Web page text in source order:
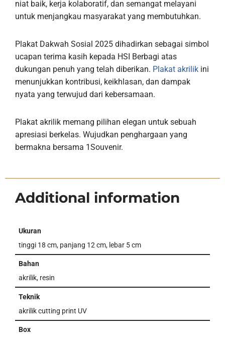
niat baik, kerja kolaboratif, dan semangat melayani
untuk menjangkau masyarakat yang membutuhkan.
Plakat Dakwah Sosial 2025 dihadirkan sebagai simbol
ucapan terima kasih kepada HSI Berbagi atas
dukungan penuh yang telah diberikan. Plakat akrilik ini
menunjukkan kontribusi, keikhlasan, dan dampak
nyata yang terwujud dari kebersamaan.
Plakat akrilik memang pilihan elegan untuk sebuah
apresiasi berkelas. Wujudkan penghargaan yang
bermakna bersama 1Souvenir.
Additional information
Ukuran
tinggi 18 cm, panjang 12 cm, lebar 5 cm
Bahan
akrilik, resin
Teknik
akrilik cutting print UV
Box